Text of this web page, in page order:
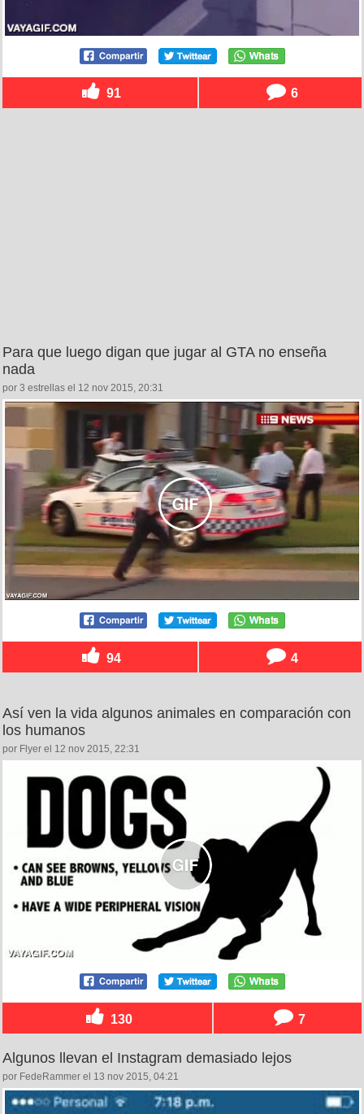
91 6
Para que luego digan que jugar al GTA no enseña
nada
por 3 estrellas el 12 nov 2015, 20:31
94 4
Así ven la vida algunos animales en comparación con
los humanos
por Flyer el 12 nov 2015, 22:31
130 7
Algunos llevan el Instagram demasiado lejos
por FedeRammer el 13 nov 2015, 04:21